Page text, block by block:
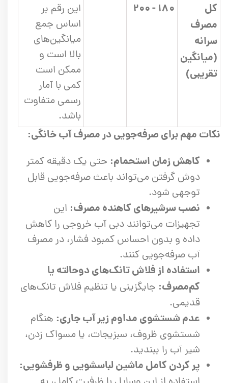
کل
مصرف
سرانه
(میانگین
تقریبی)
۱۸۰ - ۲۰۰
این رقم بر
اساس جمع
میانگین‌های
بالا است و
ممکن است
کمی با آمار
رسمی متفاوت
باشد.
نکات مهم برای صرفه‌جویی در مصرف آب خانگی:
کاهش زمان استحمام: حتی یک دقیقه کمتر
دوش گرفتن می‌تواند باعث صرفه‌جویی قابل
توجهی شود.
نصب سرشیرهای کاهنده مصرف: این
تجهیزات می‌توانند دبی آب خروجی را کاهش
داده و بدون احساس کمبود فشار، در مصرف
آب صرفه‌جویی کنند.
استفاده از فلاش تانک‌های دوحالته یا
کم‌مصرف: جایگزینی یا تنظیم فلاش تانک‌های
قدیمی.
عدم شستشوی مداوم زیر آب جاری: هنگام
شستشوی ظروف، سبزیجات، یا مسواک زدن،
شیر آب را ببندید.
پر کردن کامل ماشین لباسشویی و ظرفشویی: